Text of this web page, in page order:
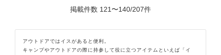
掲載件数 121〜140/207件
アウトドアではイスがあると便利。
キャンプやアウトドアの際に持参して役に立つアイテムといえば「イ